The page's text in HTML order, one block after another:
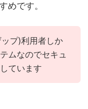
めです。
プ)利用者しか
ムなのでセキュ
ています